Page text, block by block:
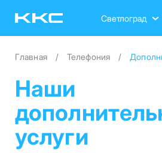
Светлоград
Главная Телефония
Наши
услуги